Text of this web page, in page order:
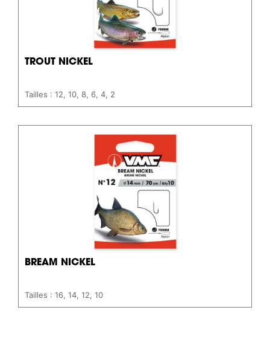
TROUT NICKEL
Tailles : 12, 10, 8, 6, 4, 2
BREAM NICKEL
Tailles : 16, 14, 12, 10